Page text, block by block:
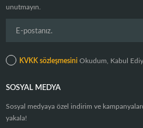
unutmayın.
KVKK sözleşmesini Okudum, Kabul
SOSYAL MEDYA
Sosyal medyaya özel indirim ve
yakala!